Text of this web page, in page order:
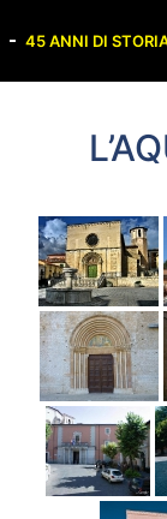
45 ANNI DI